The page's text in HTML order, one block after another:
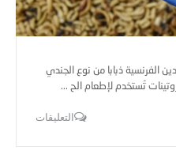
الفرنسية ذبابا من نوع الجندي
تُستخدم لإطعام الح ...
التعليقات